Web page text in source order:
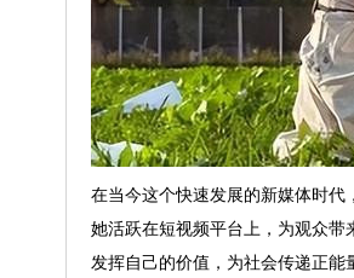
在当今这个快速发展的新媒体时代
她活跃在短视频平台上，为观众带
发挥自己的价值，为社会传递正能